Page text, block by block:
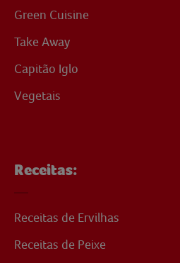
Green Cuisine
Take Away
Capitão Iglo
Vegetais
Receitas:
Receitas de Ervilhas
Receitas de Peixe